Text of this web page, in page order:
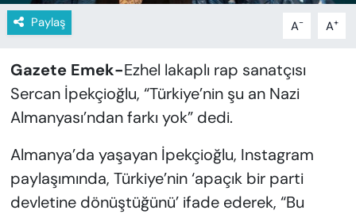
Paylaş A- A+
Gazete Emek-Ezhel lakaplı rap sanatçısı
Sercan İpekçioğlu, “Türkiye’nin şu an Nazi
Almanyası’ndan farkı yok” dedi.
Almanya’da yaşayan İpekçioğlu, Instagram
paylaşımında, Türkiye’nin ‘apaçık bir parti
devletine dönüştüğünü’ ifade ederek, “Bu
ÖZEL HABER
YAZAR KÖŞESİ
SİYASET
VAN VE DİYARBAKIR HABERLERİ